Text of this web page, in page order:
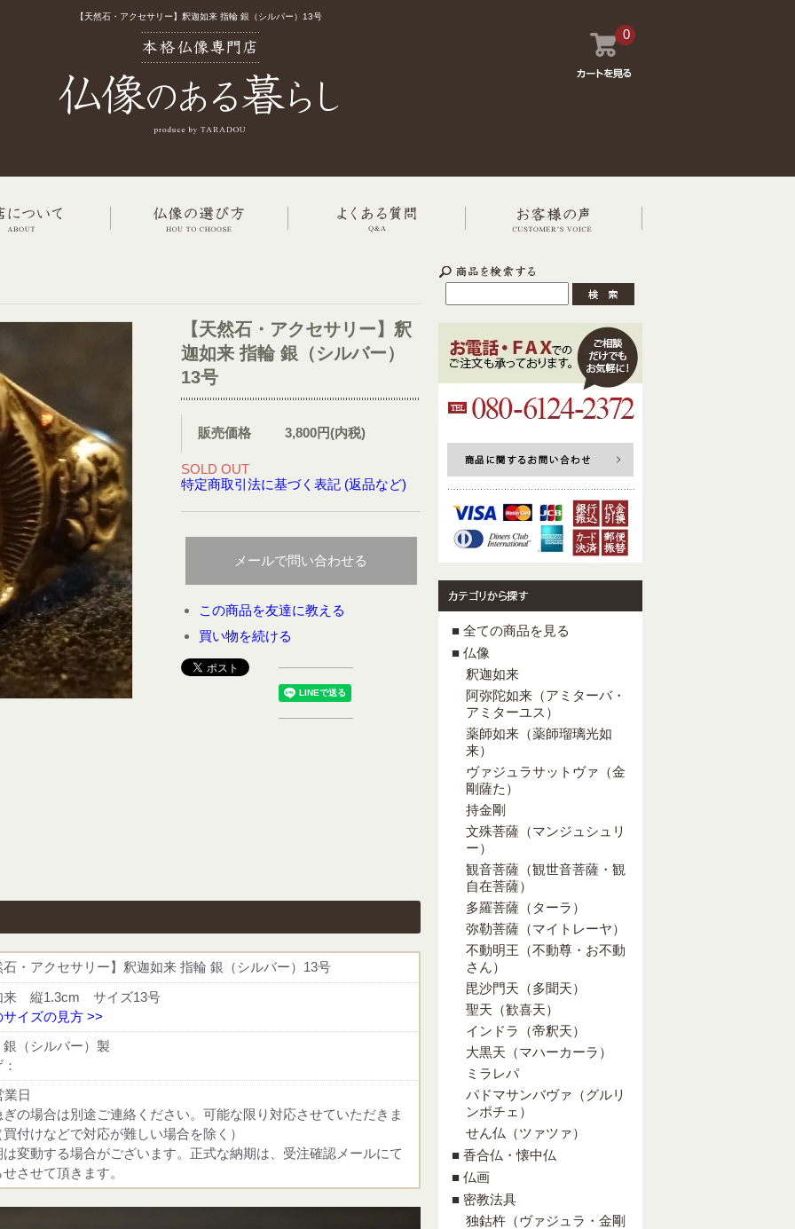
【天然石・アクセサリー】釈迦如来 指輪 銀（シルバー）13号
0
【天然石・アクセサリー】釈
迦如来 指輪 銀（シルバー）
13号
販売価格 3,800円(内税)
SOLD OUT
特定商取引法に基づく表記 (返品など)
メールで問い合わせる
この商品を友達に教える
買い物を続ける
石・アクセサリー】釈迦如来 指輪 銀（シルバー）13号
来 縦1.3cm サイズ13号
サイズの見方 >>
銀（シルバー）製
業日
の場合は別途ご連絡ください。可能な限り対応させていただきま
付けなどで対応が難しい場合を除く）
変動する場合がございます。正式な納期は、受注確認メールにて
させて頂きます。
■ 全ての商品を見る
■ 仏像
釈迦如来
阿弥陀如来（アミターバ・
アミターユス）
薬師如来（薬師瑠璃光如
来）
ヴァジュラサットヴァ（金
剛薩た）
持金剛
文殊菩薩（マンジュシュリ
ー）
観音菩薩（観世音菩薩・観
自在菩薩）
多羅菩薩（ターラ）
弥勒菩薩（マイトレーヤ）
不動明王（不動尊・お不動
さん）
毘沙門天（多聞天）
聖天（歓喜天）
インドラ（帝釈天）
大黒天（マハーカーラ）
ミラレパ
パドマサンバヴァ（グルリ
ンポチェ）
せん仏（ツァツァ）
■ 香合仏・懐中仏
■ 仏画
■ 密教法具
独鈷杵（ヴァジュラ・金剛